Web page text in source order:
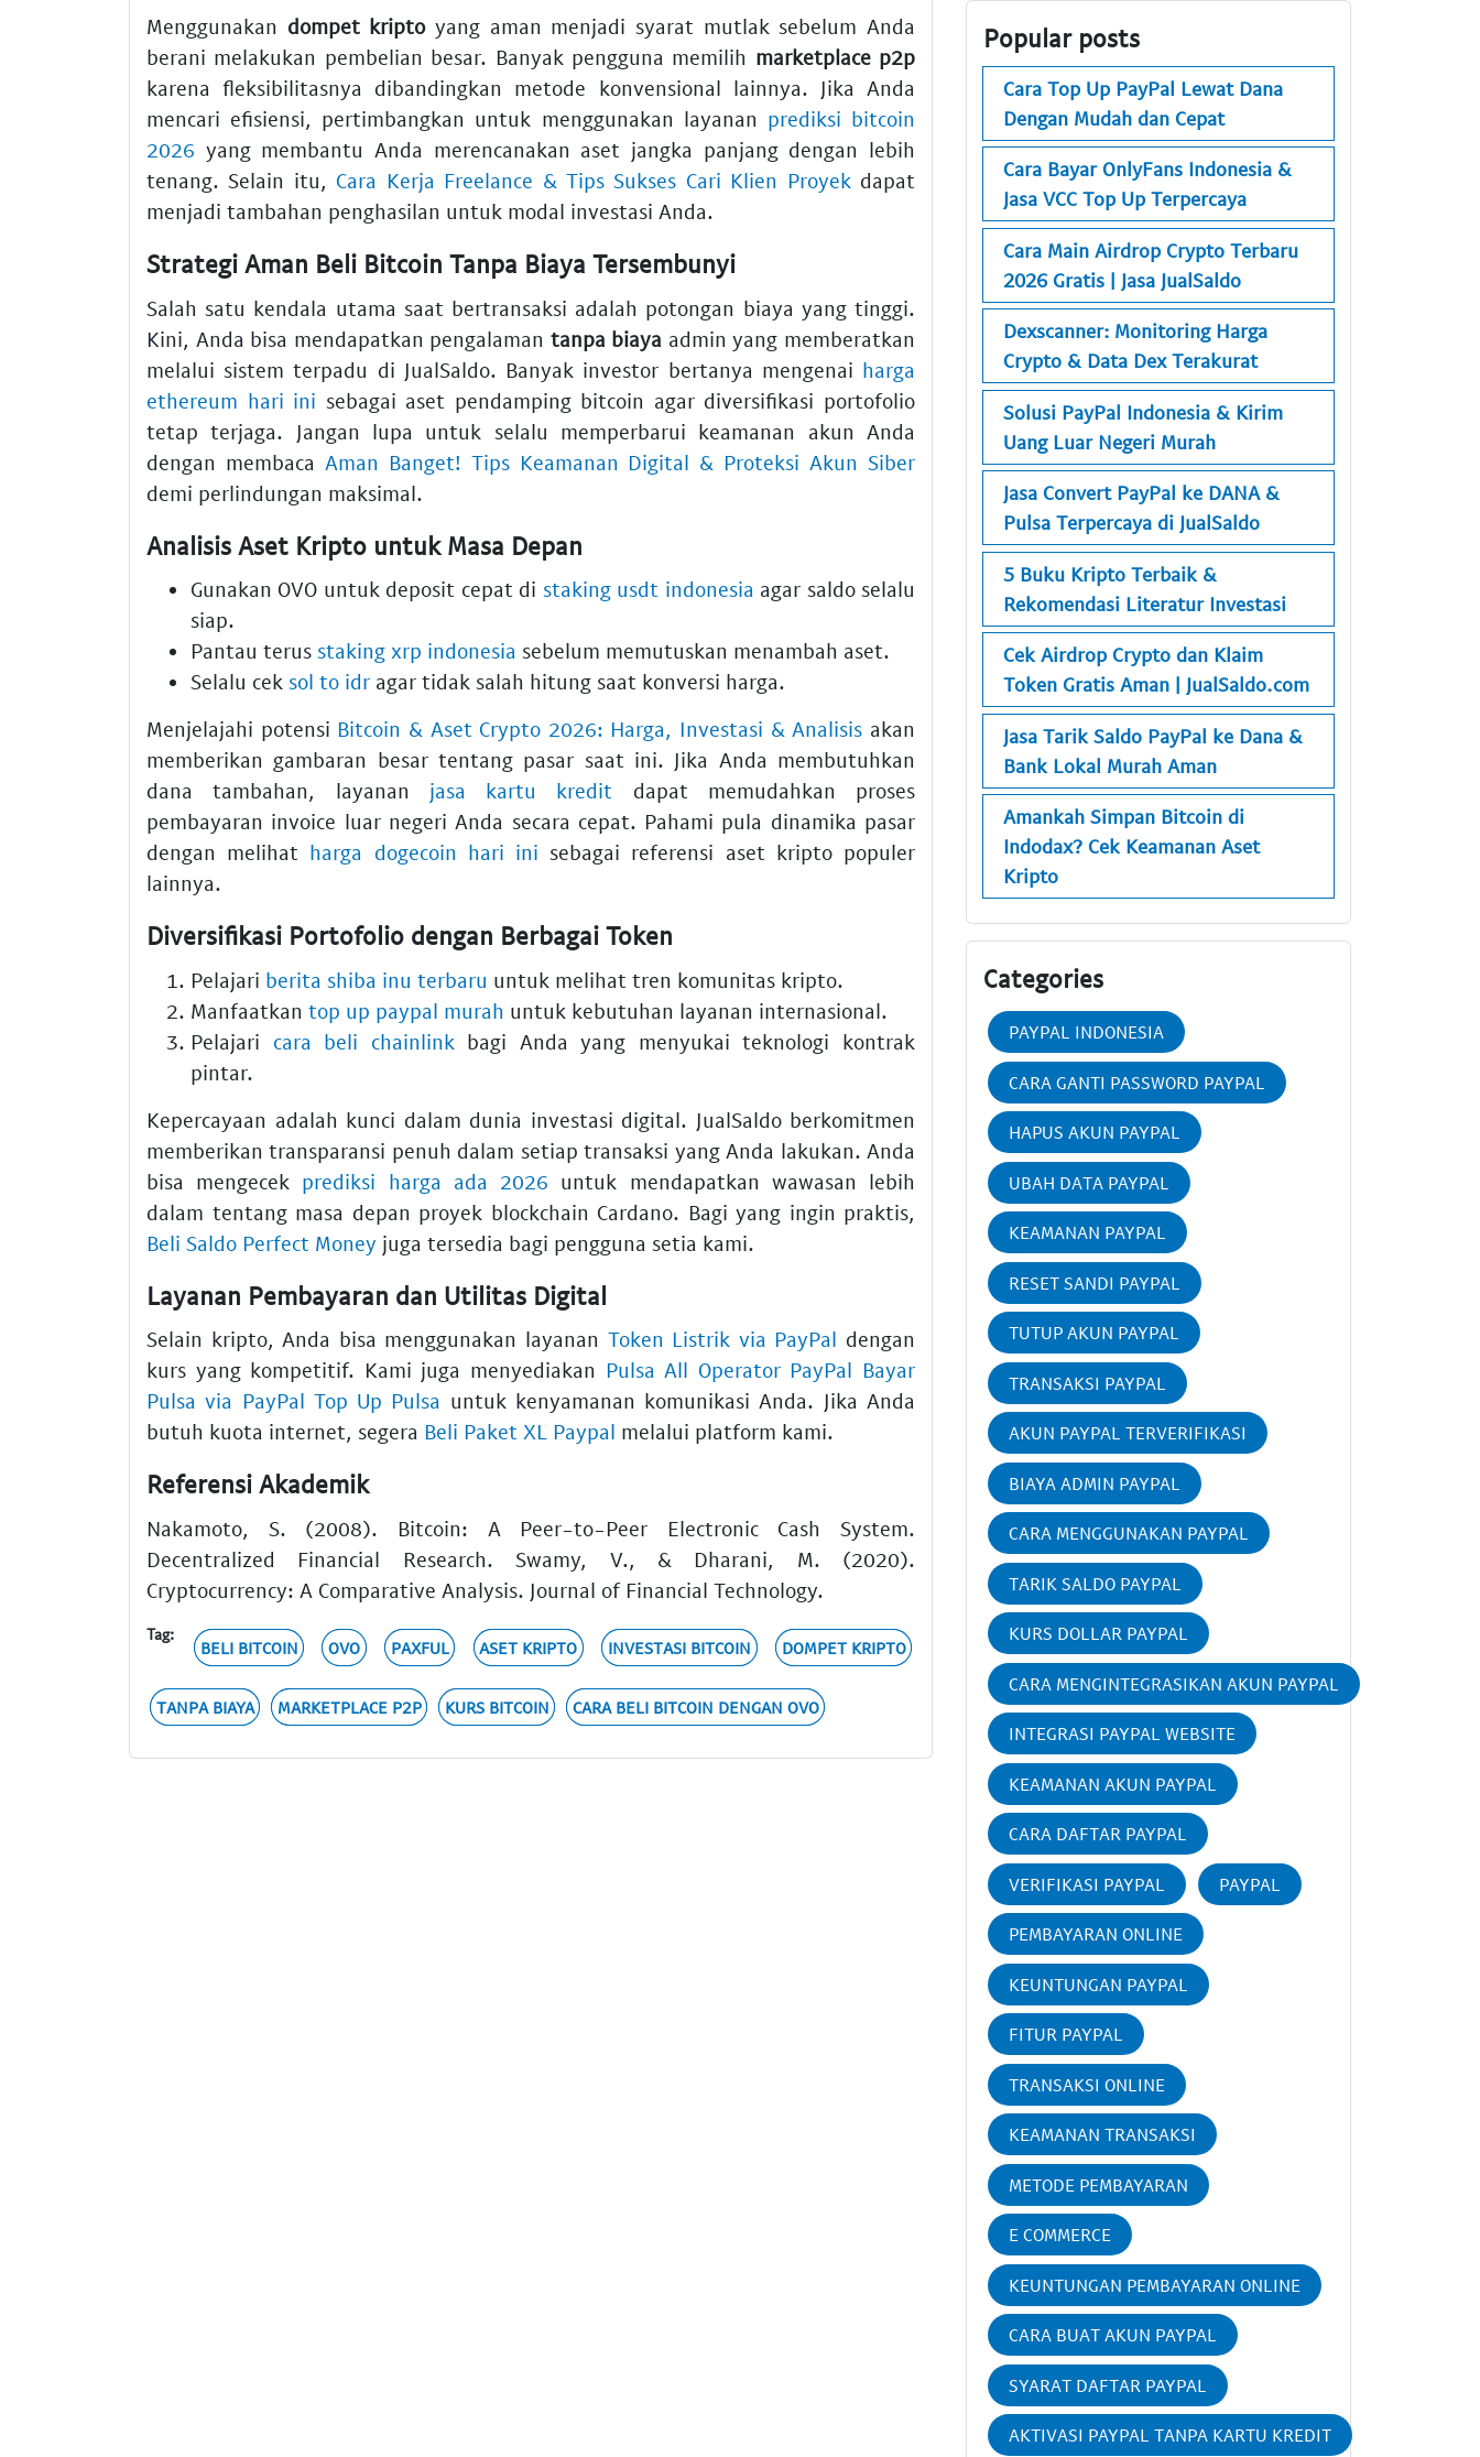
Menggunakan dompet kriptoyang aman menjadi syarat mutlak sebelum Anda
berani melakukan pembelian besar. Banyak pengguna memilih marketplace p2p
karena fleksibilitasnya dibandingkan metode konvensional lainnya. Jika Anda
mencari efisiensi, pertimbangkan untuk menggunakan layanan prediksi bitcoin
2026 yang membantu Anda merencanakan aset jangka panjang dengan lebih
tenang. Selain itu, Cara Kerja Freelance & Tips Sukses Cari Klien Proyekdapat
menjadi tambahan penghasilan untuk modal investasi Anda.
Strategi Aman Beli Bitcoin Tanpa Biaya Tersembunyi
Salah satu kendala utama saat bertransaksi adalah potongan biaya yang tinggi.
Kini, Anda bisa mendapatkan pengalaman tanpa biaya admin yang memberatkan
melalui sistem terpadu di JualSaldo. Banyak investor bertanya mengenai harga
ethereum hari ini sebagai aset pendamping bitcoin agar diversifikasi portofolio
tetap terjaga. Jangan lupa untuk selalu memperbarui keamanan akun Anda
dengan membaca Aman Banget! Tips Keamanan Digital & Proteksi Akun Siber
demi perlindungan maksimal.
Analisis Aset Kripto untuk Masa Depan
Gunakan OVO untuk deposit cepat di staking usdt indonesia agar saldo selalu
siap.
Pantau terus staking xrp indonesia sebelum memutuskan menambah aset.
Selalu cek sol to idr agar tidak salah hitung saat konversi harga.
Menjelajahi potensi Bitcoin & Aset Crypto 2026: Harga, Investasi & Analisis akan
memberikan gambaran besar tentang pasar saat ini. Jika Anda membutuhkan
dana tambahan, layanan jasa kartu kredit dapat memudahkan proses
pembayaran invoice luar negeri Anda secara cepat. Pahami pula dinamika pasar
dengan melihat harga dogecoin hari ini sebagai referensi aset kripto populer
lainnya.
Diversifikasi Portofolio dengan Berbagai Token
Pelajari berita shiba inu terbaru untuk melihat tren komunitas kripto.
Manfaatkan top up paypal murah untuk kebutuhan layanan internasional.
Pelajari cara beli chainlinkbagi Anda yang menyukai teknologi kontrak
pintar.
Kepercayaan adalah kunci dalam dunia investasi digital. JualSaldo berkomitmen
memberikan transparansi penuh dalam setiap transaksi yang Anda lakukan. Anda
bisa mengecek prediksi harga ada 2026 untuk mendapatkan wawasan lebih
dalam tentang masa depan proyek blockchain Cardano. Bagi yang ingin praktis,
Beli Saldo Perfect Money juga tersedia bagi pengguna setia kami.
Layanan Pembayaran dan Utilitas Digital
Selain kripto, Anda bisa menggunakan layanan Token Listrik via PayPal dengan
kurs yang kompetitif. Kami juga menyediakan Pulsa All Operator PayPal Bayar
Pulsa via PayPal Top Up Pulsa untuk kenyamanan komunikasi Anda. Jika Anda
butuh kuota internet, segera Beli Paket XL Paypal melalui platform kami.
Referensi Akademik
Nakamoto, S. (2008). Bitcoin: A Peer-to-Peer Electronic Cash System.
Decentralized Financial Research. Swamy, V., & Dharani, M. (2020).
Cryptocurrency: A Comparative Analysis. Journal of Financial Technology.
Tag:
BELI BITCOIN OVO PAXFUL ASET KRIPTO INVESTASI BITCOIN DOMPET KRIPTO
TANPA BIAYA MARKETPLACE P2P KURS BITCOIN CARA BELI BITCOIN DENGAN OVO
Popular posts
Cara Top Up PayPal Lewat Dana
Dengan Mudah dan Cepat
Cara Bayar OnlyFans Indonesia &
Jasa VCC Top Up Terpercaya
Cara Main Airdrop Crypto Terbaru
2026 Gratis | Jasa JualSaldo
Dexscanner: Monitoring Harga
Crypto & Data Dex Terakurat
Solusi PayPal Indonesia & Kirim
Uang Luar Negeri Murah
Jasa Convert PayPal ke DANA &
Pulsa Terpercaya di JualSaldo
5 Buku Kripto Terbaik &
Rekomendasi Literatur Investasi
Cek Airdrop Crypto dan Klaim
Token Gratis Aman | JualSaldo.com
Jasa Tarik Saldo PayPal ke Dana &
Bank Lokal Murah Aman
Amankah Simpan Bitcoin di
Indodax? Cek Keamanan Aset
Kripto
Categories
PAYPAL INDONESIA
CARA GANTI PASSWORD PAYPAL
HAPUS AKUN PAYPAL
UBAH DATA PAYPAL
KEAMANAN PAYPAL
RESET SANDI PAYPAL
TUTUP AKUN PAYPAL
TRANSAKSI PAYPAL
AKUN PAYPAL TERVERIFIKASI
BIAYA ADMIN PAYPAL
CARA MENGGUNAKAN PAYPAL
TARIK SALDO PAYPAL
KURS DOLLAR PAYPAL
CARA MENGINTEGRASIKAN AKUN PAYPAL
INTEGRASI PAYPAL WEBSITE
KEAMANAN AKUN PAYPAL
CARA DAFTAR PAYPAL
VERIFIKASI PAYPAL PAYPAL
PEMBAYARAN ONLINE
KEUNTUNGAN PAYPAL
FITUR PAYPAL
TRANSAKSI ONLINE
KEAMANAN TRANSAKSI
METODE PEMBAYARAN
E COMMERCE
KEUNTUNGAN PEMBAYARAN ONLINE
CARA BUAT AKUN PAYPAL
SYARAT DAFTAR PAYPAL
AKTIVASI PAYPAL TANPA KARTU KREDIT